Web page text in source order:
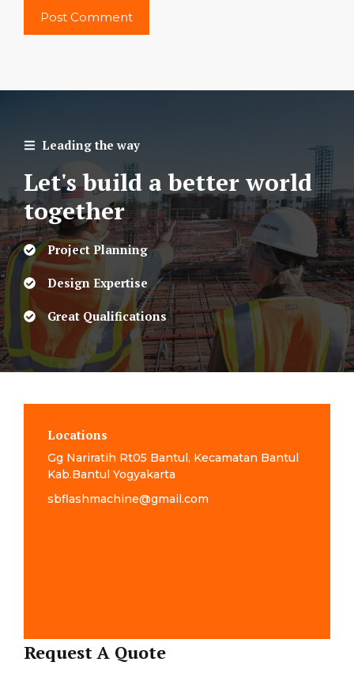
Leading the way
Let's build a better world
together
Project Planning
Design Expertise
Great Qualifications
Locations
Gg Nariratih Rt05 Bantul, Kecamatan Bantul
Kab.Bantul Yogyakarta
sbflashmachine@gmail.com
Request A Quote